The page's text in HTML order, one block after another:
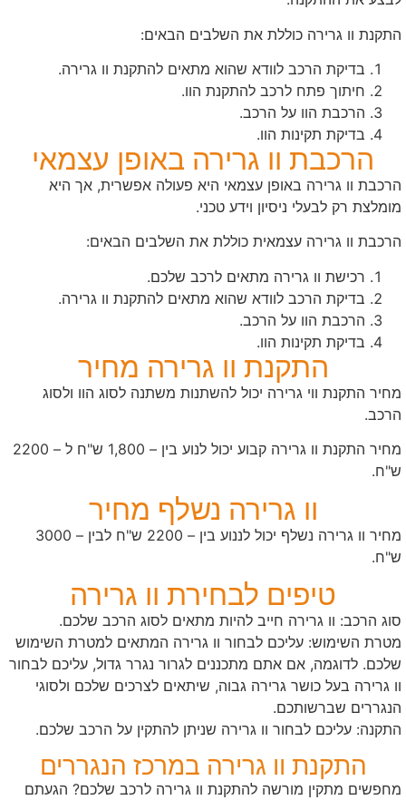
התקנת וו גרירה כוללת את השלבים הבאים:
בדיקת הרכב לוודא שהוא מתאים להתקנת וו גרירה.
חיתוך פתח לרכב להתקנת הוו.
הרכבת הוו על הרכב.
בדיקת תקינות הוו.
הרכבת וו גרירה באופן עצמאי
הרכבת וו גרירה באופן עצמאי היא פעולה אפשרית, אך היא
מומלצת רק לבעלי ניסיון וידע טכני.
הרכבת וו גרירה עצמאית כוללת את השלבים הבאים:
רכישת וו גרירה מתאים לרכב שלכם.
בדיקת הרכב לוודא שהוא מתאים להתקנת וו גרירה.
הרכבת הוו על הרכב.
בדיקת תקינות הוו.
התקנת וו גרירה מחיר
מחיר התקנת ווי גרירה יכול להשתנות משתנה לסוג הוו ולסוג
הרכב.
מחיר התקנת וו גרירה קבוע יכול לנוע בין – 1,800 ש"ח ל – 2200
ש"ח.
וו גרירה נשלף מחיר
מחיר וו גרירה נשלף יכול לננוע בין – 2200 ש"ח לבין – 3000
ש"ח.
טיפים לבחירת וו גרירה
סוג הרכב: וו גרירה חייב להיות מתאים לסוג הרכב שלכם.
מטרת השימוש: עליכם לבחור וו גרירה המתאים למטרת השימוש
שלכם. לדוגמה, אם אתם מתכננים לגרור נגרר גדול, עליכם לבחור
וו גרירה בעל כושר גרירה גבוה, שיתאים לצרכים שלכם ולסוגי
הנגררים שברשותכם.
התקנה: עליכם לבחור וו גרירה שניתן להתקין על הרכב שלכם.
התקנת וו גרירה במרכז הנגררים
מחפשים מתקין מורשה להתקנת וו גרירה לרכב שלכם? הגעתם